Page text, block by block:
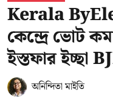
Kerala
কেন্দ্রে ভোট
ইস্তফার ইচ্ছা
অনিন্দিতা মাইতি